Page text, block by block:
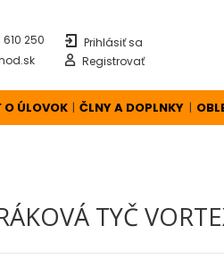
250
Prihlásiť sa
Registrovať
O ÚLOVOK | ČLNY A DOPLNKY |
TYČ